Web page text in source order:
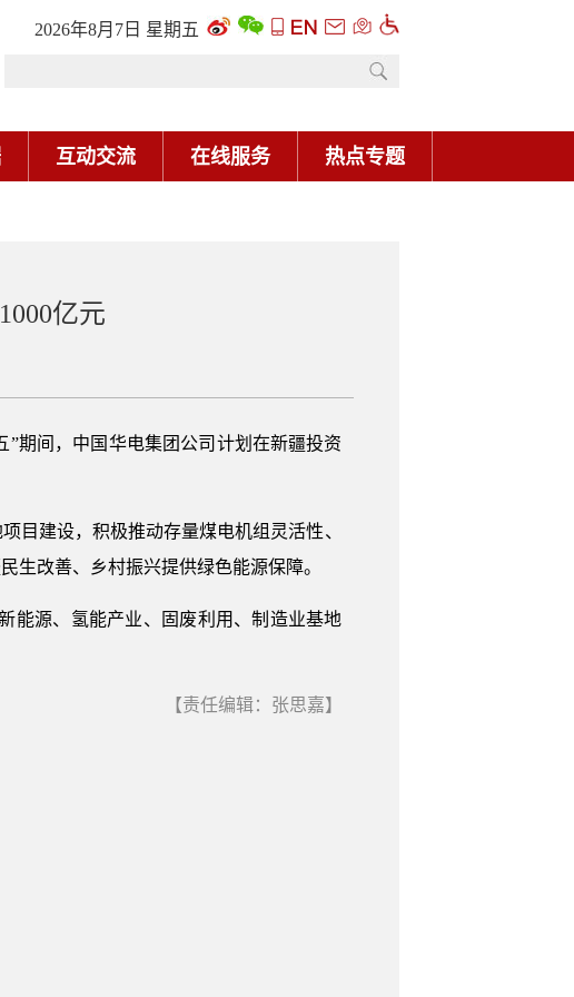
2026年8月7日 星期五
互动交流 在线服务 热点专题
亿元
期间，中国华电集团公司计划在新疆投资
目建设，积极推动存量煤电机组灵活性、
生改善、乡村振兴提供绿色能源保障。
能源、氢能产业、固废利用、制造业基地
【责任编辑：张思嘉】